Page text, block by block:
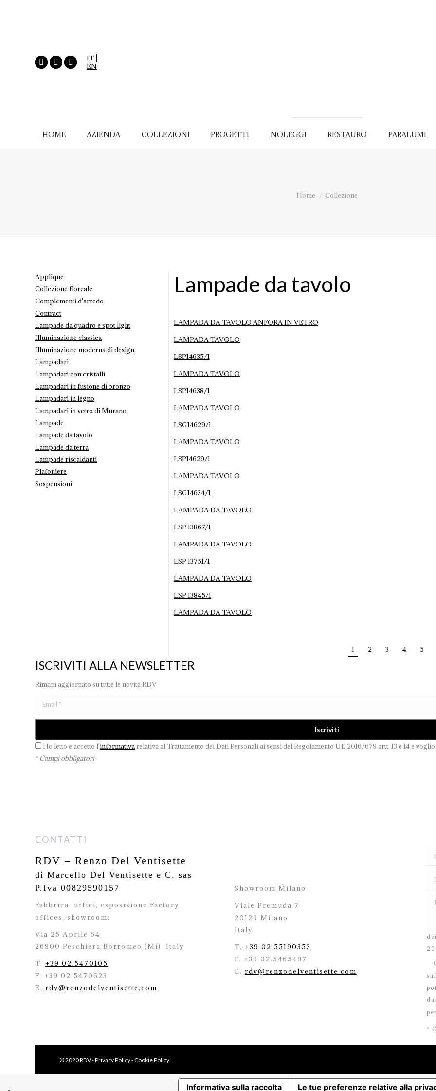
IT
EN
HOME AZIENDA COLLEZIONI PROGETTI NOLEGGI RESTAURO PARALUMI
You are here:
Home Collezione
Lampade da tavolo
1 2 3 4 5
Applique
Collezione floreale
Complementi d'arredo
Contract
Lampade da quadro e spot light
Illuminazione classica
Illuminazione moderna di design
Lampadari
Lampadari con cristalli
Lampadari in fusione di bronzo
Lampadari in legno
Lampadari in vetro di Murano
Lampade
Lampade da tavolo
Lampade da terra
Lampade riscaldanti
Plafoniere
Sospensioni
ISCRIVITI ALLA NEWSLETTER
Rimani aggiornato su tutte le novità RDV
Ho letto e accetto l'informativa relativa al Trattamento dei Dati Personali ai sensi del Regolamento UE 2016/679 artt. 13 e 14 e
* Campi obbligatori
CONTATTI
RDV – Renzo Del Ventisette
di Marcello Del Ventisette e C. sas
P.Iva 00829590157
Fabbrica, uffici, esposizione Factory
offices, showroom:
Via 25 Aprile 64
26900 Peschiera Borromeo (Mi)
Italy
T. +39 02.5470105
F. +39 02.5470623
E. rdv@renzodelventisette.com
Showroom Milano:
Viale Premuda 7
20129 Milano
Italy
T. +39 02.55190353
F. +39 02.5465487
E. rdv@renzodelventisette.com
*
© 2020 RDV -Privacy Policy-Cookie Policy
Informativa sulla raccolta Le tue preferenze relative alla